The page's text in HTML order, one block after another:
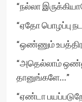
“நல்லா
“ஏதோ பொழப்பு
“ஒண்ணும்
“அதெல்லாம்
தானுங்களே…”
“ஏண்டா